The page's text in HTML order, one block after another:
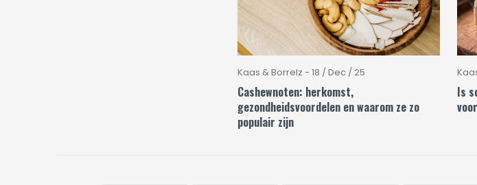
Kaas & Borrelz - 18 / Dec / 25
Cashewnoten: herkomst,
gezondheidsvoordelen en waarom ze zo
populair zijn
Is